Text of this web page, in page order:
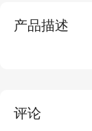
产品描述
评论